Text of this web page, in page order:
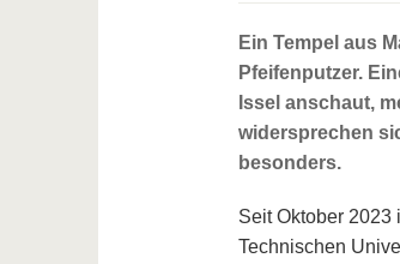
Ein Tempel aus
Pfeifenputzer.
Issel anschaut,
widersprechen
besonders.
Seit Oktober 2023
Technischen